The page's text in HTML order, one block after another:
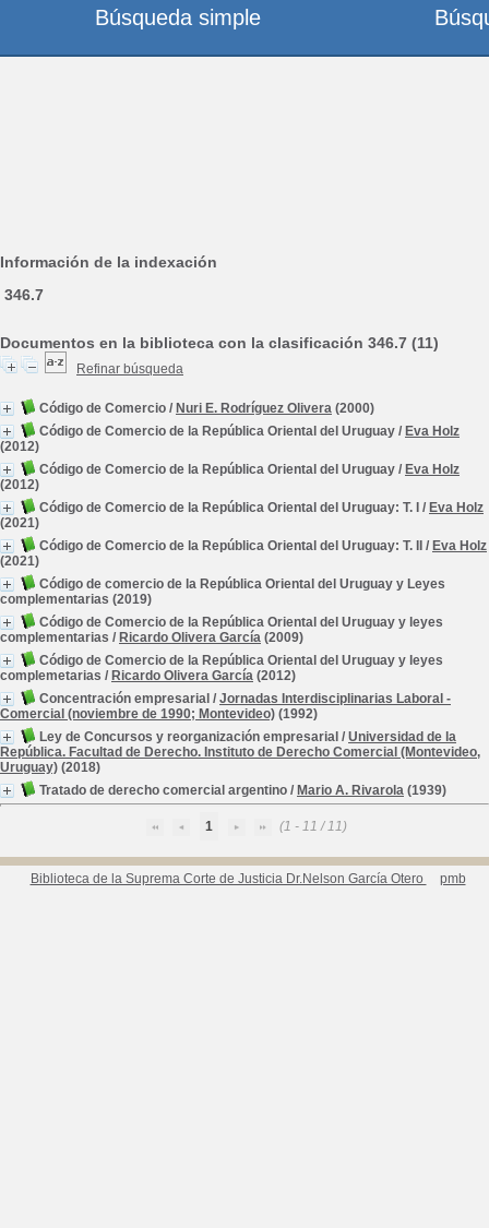
Información de la indexación
346.7
Documentos en la biblioteca con la clasificación 346.7 (11)
Refinar búsqueda
Código de Comercio / Nuri E. Rodríguez Olivera (2000)
Código de Comercio de la República Oriental del Uruguay / Eva Holz
(2012)
Código de Comercio de la República Oriental del Uruguay / Eva Holz
(2012)
Código de Comercio de la República Oriental del Uruguay: T. I
/ Eva Holz
(2021)
Código de Comercio de la República Oriental del Uruguay: T. II
/ Eva Holz
(2021)
Código de comercio de la República Oriental del Uruguay y Leyes
complementarias (2019)
Código de Comercio de la República Oriental del Uruguay y leyes
complementarias / Ricardo Olivera García (2009)
Código de Comercio de la República Oriental del Uruguay y leyes
complemetarias / Ricardo Olivera García (2012)
Concentración empresarial / Jornadas Interdisciplinarias Laboral -
Comercial (noviembre de 1990; Montevideo) (1992)
Ley de Concursos y reorganización empresarial / Universidad de la
República. Facultad de Derecho. Instituto de Derecho Comercial (Montevideo,
Uruguay) (2018)
Tratado de derecho comercial argentino / Mario A. Rivarola (1939)
1 (1 - 11 / 11)
Biblioteca de la Suprema Corte de Justicia Dr.Nelson García Otero pmb
Búsqueda simple